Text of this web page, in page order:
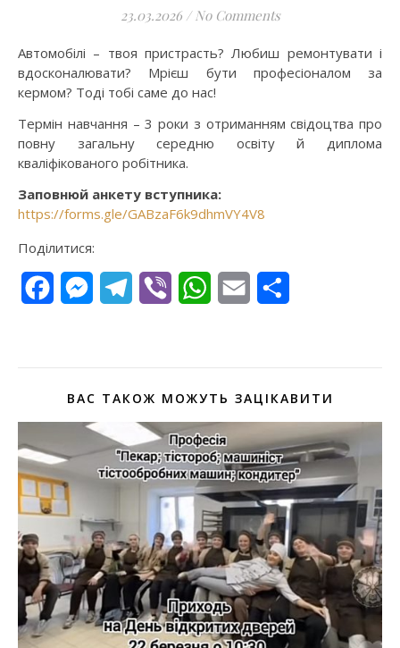
23.03.2026 / No Comments
Автомобілі – твоя пристрасть? Любиш ремонтувати і
вдосконалювати? Мрієш бути професіоналом за
кермом? Тоді тобі саме до нас!
Термін навчання – 3 роки з отриманням свідоцтва про
повну загальну середню освіту й диплома
кваліфікованого робітника.
Заповнюй анкету вступника:
https://forms.gle/GABzaF6k9dhmVY4V8
Поділитися:
FacebookMessengerTelegram
Viber WhatsApp
Email
ВАС ТАКОЖ МОЖУТЬ ЗАЦІКАВИТИ